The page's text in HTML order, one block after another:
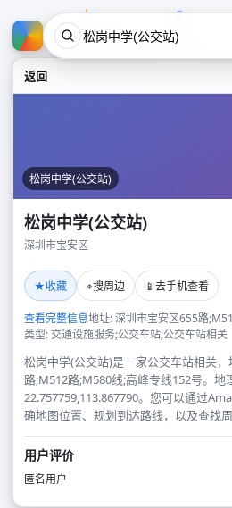
返回
松岗中学(公交站)
松岗中学(公交站)
深圳市宝安区
★收藏 ⌖搜周边 📱 去手机查看
查看完整信息地址: 深圳市宝安区655路
类型: 交通设施服务;公交车站;公交车站相关
松岗中学(公交站)是一家公交车站相关
路;M512路;M580线;高峰专线152号。地
22.757759,113.867790。您可以通过
确地图位置、规划到达路线，以及查找周
用户评价
匿名用户